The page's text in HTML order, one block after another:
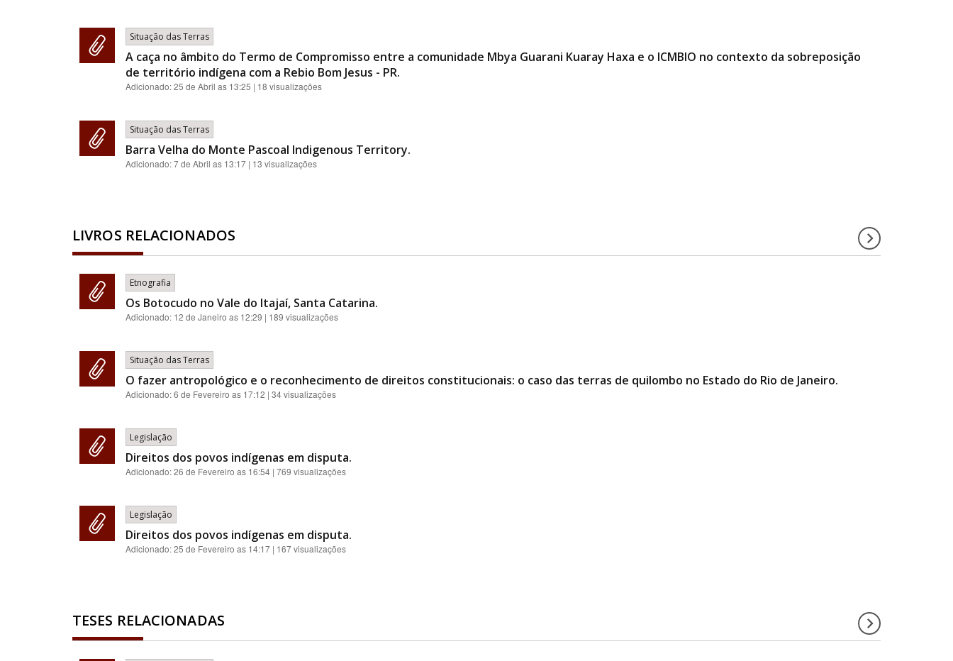
Situação das Terras
A caça no âmbito do Termo de Compromisso entre a comunidade Mbya Guarani Kuaray Haxa e o ICMBIO no contexto da sobreposição
de território indígena com a Rebio Bom Jesus - PR.
Adicionado:25 de Abril as 13:25 | 18 visualizações
Situação das Terras
Barra Velha do Monte Pascoal Indigenous Territory.
Adicionado:7 de Abril as 13:17 | 13 visualizações
LIVROS RELACIONADOS
Etnografia
Os Botocudo no Vale do Itajaí, Santa Catarina.
Adicionado: 12 de Janeiro as 12:29 | 189 visualizações
Situação das Terras
O fazer antropológico e o reconhecimento de direitos constitucionais: o caso das terras de quilombo no Estado do Rio de Janeiro.
Adicionado:6 de Fevereiro as 17:12 | 34 visualizações
Legislação
Direitos dos povos indígenas em disputa.
Adicionado:26 de Fevereiro as 16:54 | 769 visualizações
Legislação
Direitos dos povos indígenas em disputa.
Adicionado:25 de Fevereiro as 14:17 | 167 visualizações
TESES RELACIONADAS